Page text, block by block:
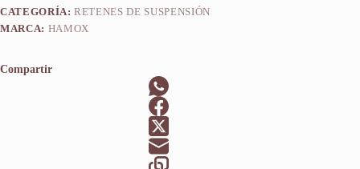
CATEGORÍA:RETENES DE SUSPENSIÓN
MARCA: HAMOX
Compartir